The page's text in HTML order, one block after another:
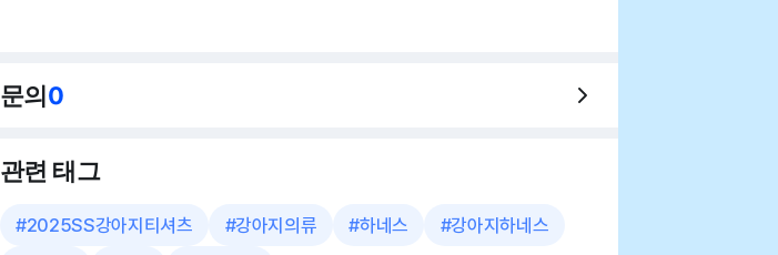
문의0
관련 태그
#2025SS강아지티셔츠 #강아지의류 #하네스 #강아지하네스